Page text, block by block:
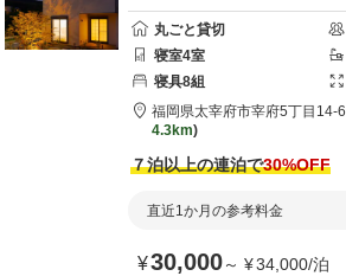
丸ごと貸切
寝室4室
寝具8組
福岡県太宰府市宰府5丁目14-6
4.3km
７泊以上の連泊で30%OFF
直近1か月の参考料金
¥30,000～ ¥34,000/泊